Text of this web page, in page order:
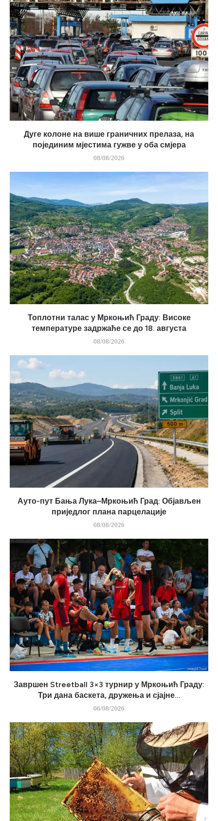
Дуге колоне на више граничних прелаза, на
појединим мјестима гужве у оба смјера
08/08/2026
Топлотни талас у Мркоњић Граду: Високе
температуре задржаће се до 18. августа
08/08/2026
Ауто-пут Бања Лука–Мркоњић Град: Објављен
приједлог плана парцелације
08/08/2026
Завршен Streetball 3×3 турнир у Мркоњић Граду:
Три дана баскета, дружења и сјајне...
06/08/2026